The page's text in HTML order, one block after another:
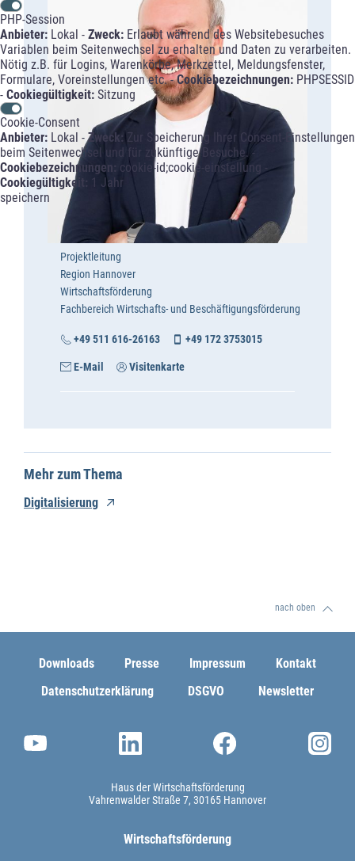
PHP-Session
Anbieter: Lokal - Zweck: Erlaubt während des Websitebesuches
Variablen beim Seitenwechsel zu erhalten und Daten zu verarbeiten.
Nötig z.B. für Logins, Warenkörbe, Merkzettel, Meldungsfenster,
Formulare, Voreinstellungen etc. -Cookiebezeichnungen: PHPSESSID
- Cookiegültigkeit: Sitzung
Cookie-Consent
Anbieter: Lokal -Zweck: Zur Speicherung Ihrer Consent-Einstellungen
beim Seitenwechsel und für zukünftige Besuche. -
Cookiebezeichnungen: cookie-id;cookie-einstellung -
Cookiegültigkeit: 1 Jahr
speichern
Projektleitung
Region Hannover
Wirtschaftsförderung
Fachbereich Wirtschafts- und Beschäftigungsförderung
+49 511 616-26163 +49 172 3753015
E-Mail Visitenkarte
Mehr zum Thema
Digitalisierung
nach oben
Downloads Presse Impressum
Kontakt
Datenschutzerklärung
DSGVO Newsletter
Haus der Wirtschaftsförderung
Vahrenwalder Straße 7 30165 Hannover
Wirtschaftsförderung